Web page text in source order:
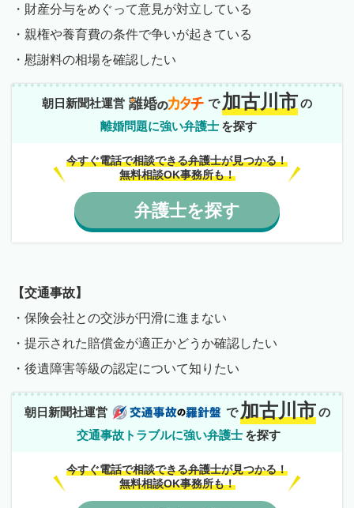
・財産分与をめぐって意見が対立している
・親権や養育費の条件で争いが起きている
・慰謝料の相場を確認したい
朝日新聞社運営 で 加古川市の
離婚問題に強い弁護士 を探す
今すぐ電話で相談できる弁護士が見つかる！
無料相談OK事務所も！
弁護士を探す
【交通事故】
・保険会社との交渉が円滑に進まない
・提示された賠償金が適正かどうか確認したい
・後遺障害等級の認定について知りたい
朝日新聞社運営 で 加古川市 の
交通事故トラブルに強い弁護士 を探す
今すぐ電話で相談できる弁護士が見つかる！
無料相談OK事務所も！